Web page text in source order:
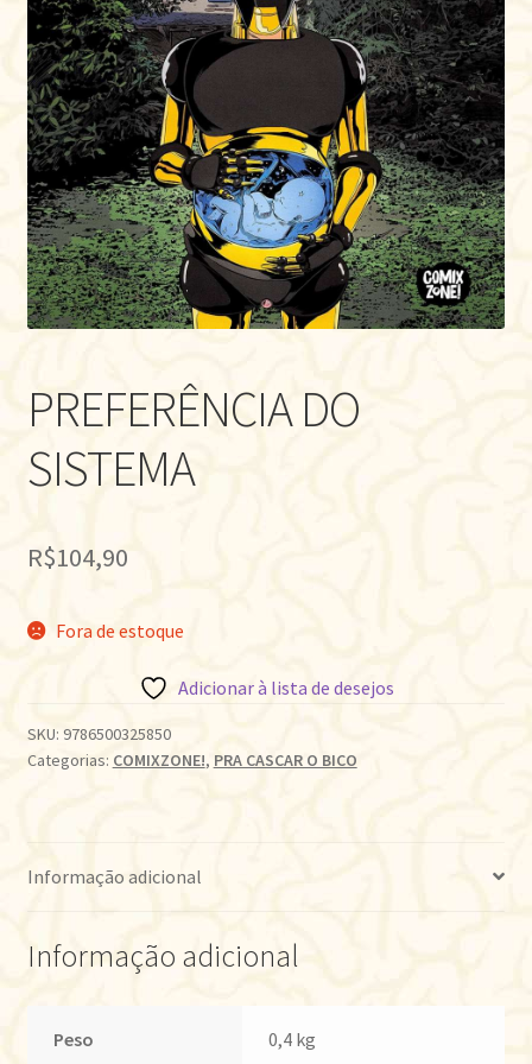
PREFERÊNCIA DO
SISTEMA
R$104,90
Fora de estoque
Adicionar à lista de desejos
SKU: 9786500325850
Categorias: COMIXZONE!, PRA CASCAR O BICO
Informação adicional
Informação adicional
Peso 0,4 kg